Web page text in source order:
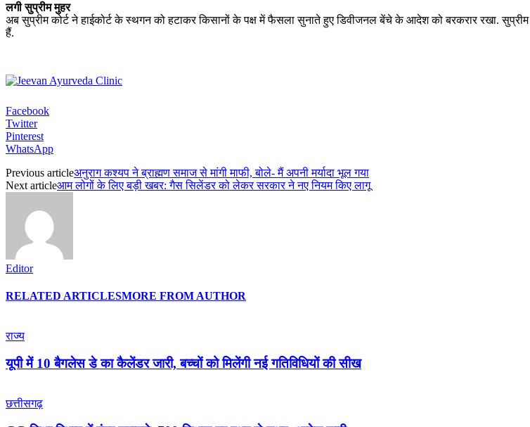
लगी सुप्रीम मुहर
अब सुप्रीम कोर्ट ने हाईकोर्ट के स्थगन को हटाकर किसानों के पक्ष में फैसला सुनाते हुए डिवीजनल बेंचे के आदेश को बरकरार रखा.
हैं.
Facebook
Twitter
Pinterest
WhatsApp
Previous articleअनुराग कश्यप ने ब्राह्मण समाज से मांगी माफी, बोले- मैं अपनी मर्यादा भूल गया
Next articleआम लोगों के लिए बड़ी खबर: गैस सिलेंडर को लेकर सरकार ने नए नियम किए लागू
Editor
RELATED ARTICLESMORE FROM AUTHOR
राज्य
यूपी में 10 बैगलेस डे का कैलेंडर जारी, बच्चों को मिलेंगी नई गतिविधियों की सीख
छत्तीसगढ़